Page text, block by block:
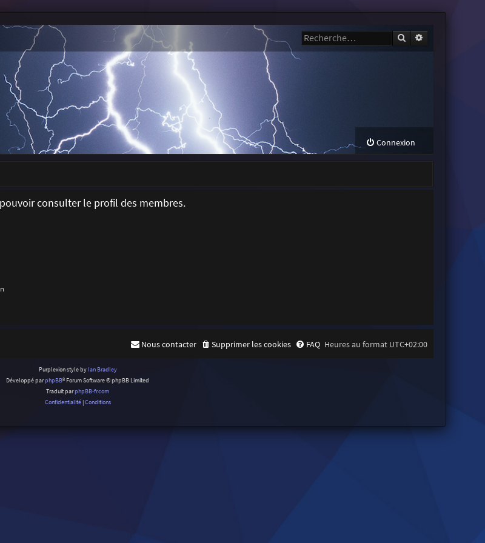
Rechercher
Connexion
consulter le profil des membres.
Heures au format UTC+02:00
FAQ
Supprimer les cookies
Nous contacter
Purplexion style by Ian Bradley
Développé parphpBB® Forum Software © phpBB Limited
Traduit parphpBB-fr.com
Confidentialité|Conditions